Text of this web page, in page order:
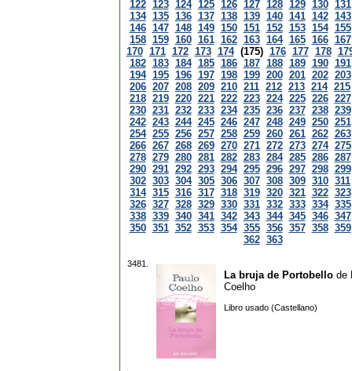
122 123 124 125 126 127 128 129 130 131
134 135 136 137 138 139 140 141 142 143
146 147 148 149 150 151 152 153 154 155
158 159 160 161 162 163 164 165 166 167
170 171 172 173 174 (175) 176 177 178
182 183 184 185 186 187 188 189 190 191
194 195 196 197 198 199 200 201 202 203
206 207 208 209 210 211 212 213 214 215
218 219 220 221 222 223 224 225 226 227
230 231 232 233 234 235 236 237 238 239
242 243 244 245 246 247 248 249 250 251
254 255 256 257 258 259 260 261 262 263
266 267 268 269 270 271 272 273 274 275
278 279 280 281 282 283 284 285 286 287
290 291 292 293 294 295 296 297 298 299
302 303 304 305 306 307 308 309 310 311
314 315 316 317 318 319 320 321 322 323
326 327 328 329 330 331 332 333 334 335
338 339 340 341 342 343 344 345 346 347
350 351 352 353 354 355 356 357 358 359
362 363
3481.
La bruja de Portobello de
Coelho
Libro usado (Castellano)